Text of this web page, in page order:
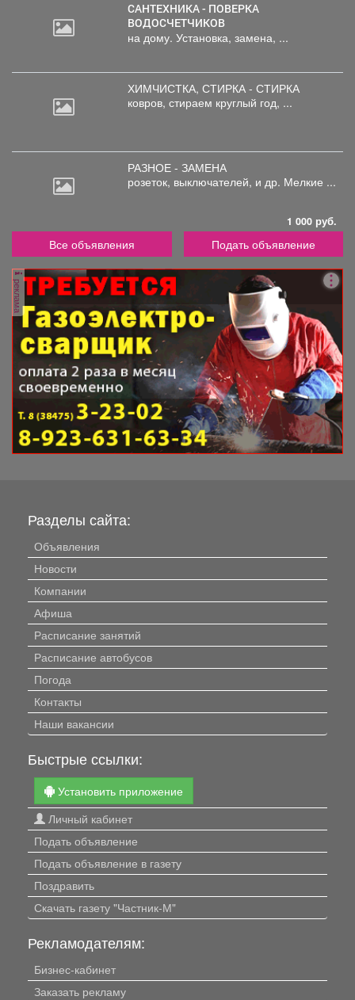
САНТЕХНИКА - ПОВЕРКА
ВОДОСЧЕТЧИКОВ
на дому. Установка, замена, ...
ХИМЧИСТКА, СТИРКА - СТИРКА
ковров, стираем круглый год, ...
РАЗНОЕ - ЗАМЕНА
розеток, выключателей, и др. Мелкие ...
1 000 руб.
Все объявления Подать объявление
реклама
Разделы сайта:
Объявления
Новости
Компании
Афиша
Расписание занятий
Расписание автобусов
Погода
Контакты
Наши вакансии
Быстрые ссылки:
Установить приложение
Личный кабинет
Подать объявление
Подать объявление в газету
Поздравить
Скачать газету "Частник-М"
Рекламодателям:
Бизнес-кабинет
Заказать рекламу